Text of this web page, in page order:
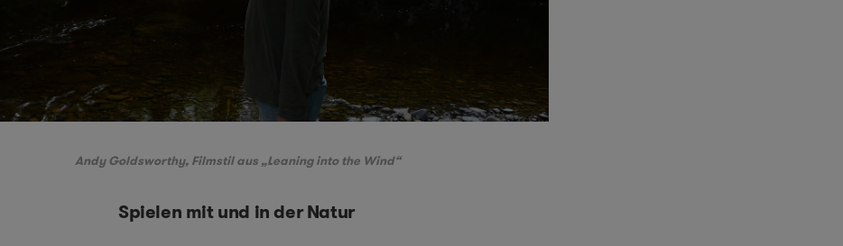
Andy Goldsworthy, Filmstil aus „Leaning into the Wind“
Spielen mit und in der Natur